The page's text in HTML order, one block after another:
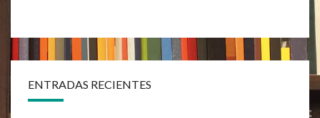
ENTRADAS RECIENTES